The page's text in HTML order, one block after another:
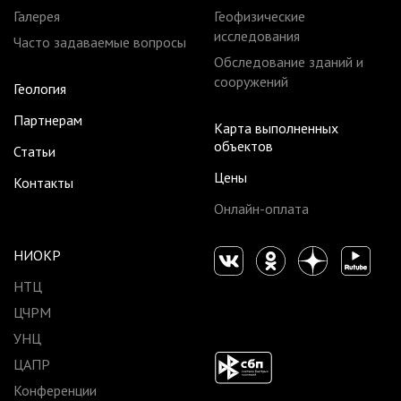
Галерея
Часто задаваемые вопросы
Геология
Партнерам
Статьи
Контакты
Геофизические
исследования
Обследование зданий и
сооружений
Карта выполненных
объектов
Цены
Онлайн-оплата
НИОКР
НТЦ
ЦЧРМ
УНЦ
ЦАПР
Конференции